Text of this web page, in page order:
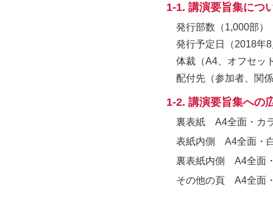
1-1. 講演要旨集につ
発行部数（1,000部）
発行予定日（2018年
体裁（A4、オフセッ
配付先（参加者、関
1-2. 講演要旨集への
裏表紙 A4全面・カ
表紙内側 A4全面・
裏表紙内側 A4全面
その他の頁 A4全面